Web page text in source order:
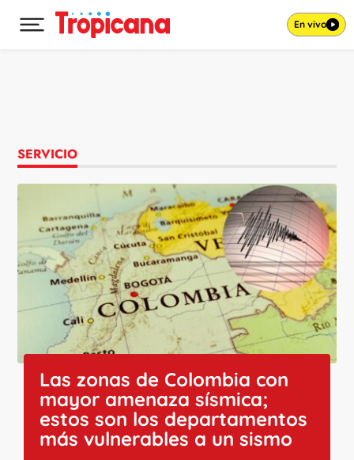
Desplegar menú principal En vivo
SERVICIO
Las zonas de Colombia con
mayor amenaza sísmica;
estos son los departamentos
más vulnerables a un sismo